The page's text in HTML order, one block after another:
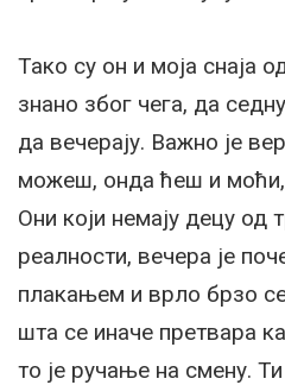
Тако су он и моја снаја
знано због чега, да
да вечерају. Важно је
можеш, онда ћеш и моћи,
Они који немају децу од
реалности, вечера је
плакањем и врло брзо
шта се иначе претвара
то је ручање на смену.